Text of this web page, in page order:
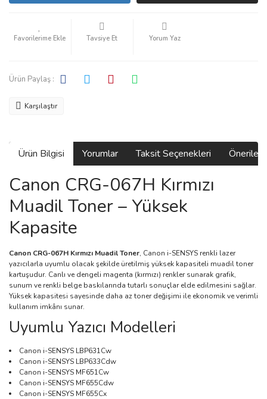
Tavsiye Et Yorum Yaz
Ürün Paylaş :
Karşılaştır
Ürün Bilgisi Yorumlar Taksit Seçenekleri
Canon CRG-067H Kırmızı
Muadil Toner – Yüksek
Kapasite
Canon CRG-067H Kırmızı Muadil Toner, Canon i-SENSYS renkli lazer
yazıcılarla uyumlu olacak şekilde üretilmiş yüksek kapasiteli muadil toner
kartuşudur. Canlı ve dengeli magenta (kırmızı) renkler sunarak grafik,
sunum ve renkli belge baskılarında tutarlı sonuçlar elde edilmesini sağlar.
Yüksek kapasitesi sayesinde daha az toner değişimi ile ekonomik ve verimli
kullanım imkânı sunar.
Uyumlu Yazıcı Modelleri
Canon i-SENSYS LBP631Cw
Canon i-SENSYS LBP633Cdw
Canon i-SENSYS MF651Cw
Canon i-SENSYS MF655Cdw
Canon i-SENSYS MF655Cx